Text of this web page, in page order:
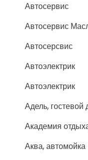
Автосервис
Автосервис
Автосерсвис
Автоэлектрик
Автоэлектрик
Адель, гостевой
Академия
Аква, автомойка